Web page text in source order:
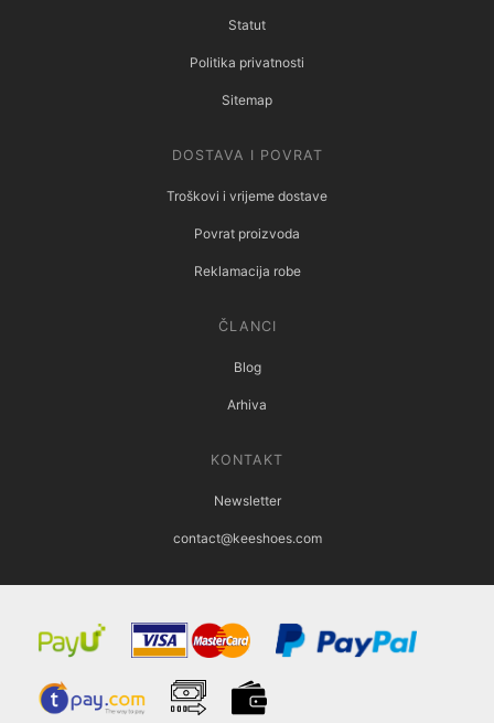
Statut
Politika privatnosti
Sitemap
DOSTAVA I POVRAT
Troškovi i vrijeme dostave
Povrat proizvoda
Reklamacija robe
ČLANCI
Blog
Arhiva
KONTAKT
Newsletter
contact@keeshoes.com